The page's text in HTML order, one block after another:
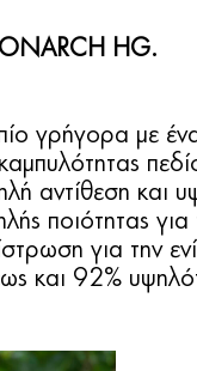
HG.
γρήγορα με
αντίθεση και
ποιότητας
για την
και 92%